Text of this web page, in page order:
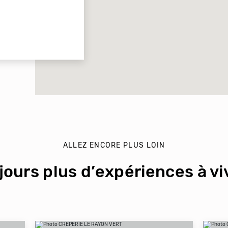
ALLEZ ENCORE PLUS LOIN
plus d’expériences à